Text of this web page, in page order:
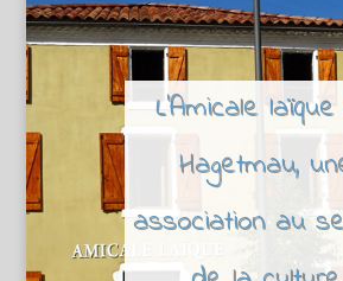
L'Amicale
Hagetmau,
association au